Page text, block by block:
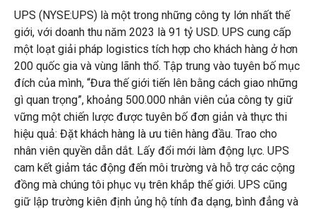
UPS (NYSE:UPS) là một trong những công ty lớn nhất thế
giới, với doanh thu năm 2023 là 91 tỷ USD. UPS cung cấp
một loạt giải pháp logistics tích hợp cho khách hàng ở hơn
200 quốc gia và vùng lãnh thổ. Tập trung vào tuyên bố mục
đích của mình, “Đưa thế giới tiến lên bằng cách giao những
gì quan trọng”, khoảng 500.000 nhân viên của công ty giữ
vững một chiến lược được tuyên bố đơn giản và thực thi
hiệu quả: Đặt khách hàng là ưu tiên hàng đầu. Trao cho
nhân viên quyền dẫn dắt. Lấy đổi mới làm động lực. UPS
cam kết giảm tác động đến môi trường và hỗ trợ các cộng
đồng mà chúng tôi phục vụ trên khắp thế giới. UPS cũng
giữ lập trường kiên định ủng hộ tính đa dạng, bình đẳng và